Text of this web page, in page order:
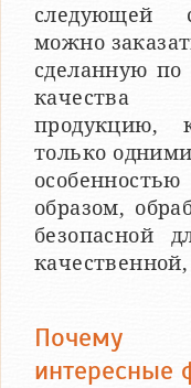
следующей
можно
сделанную по
качества
продукцию,
только
образом,
безопасной
Почему
интересные